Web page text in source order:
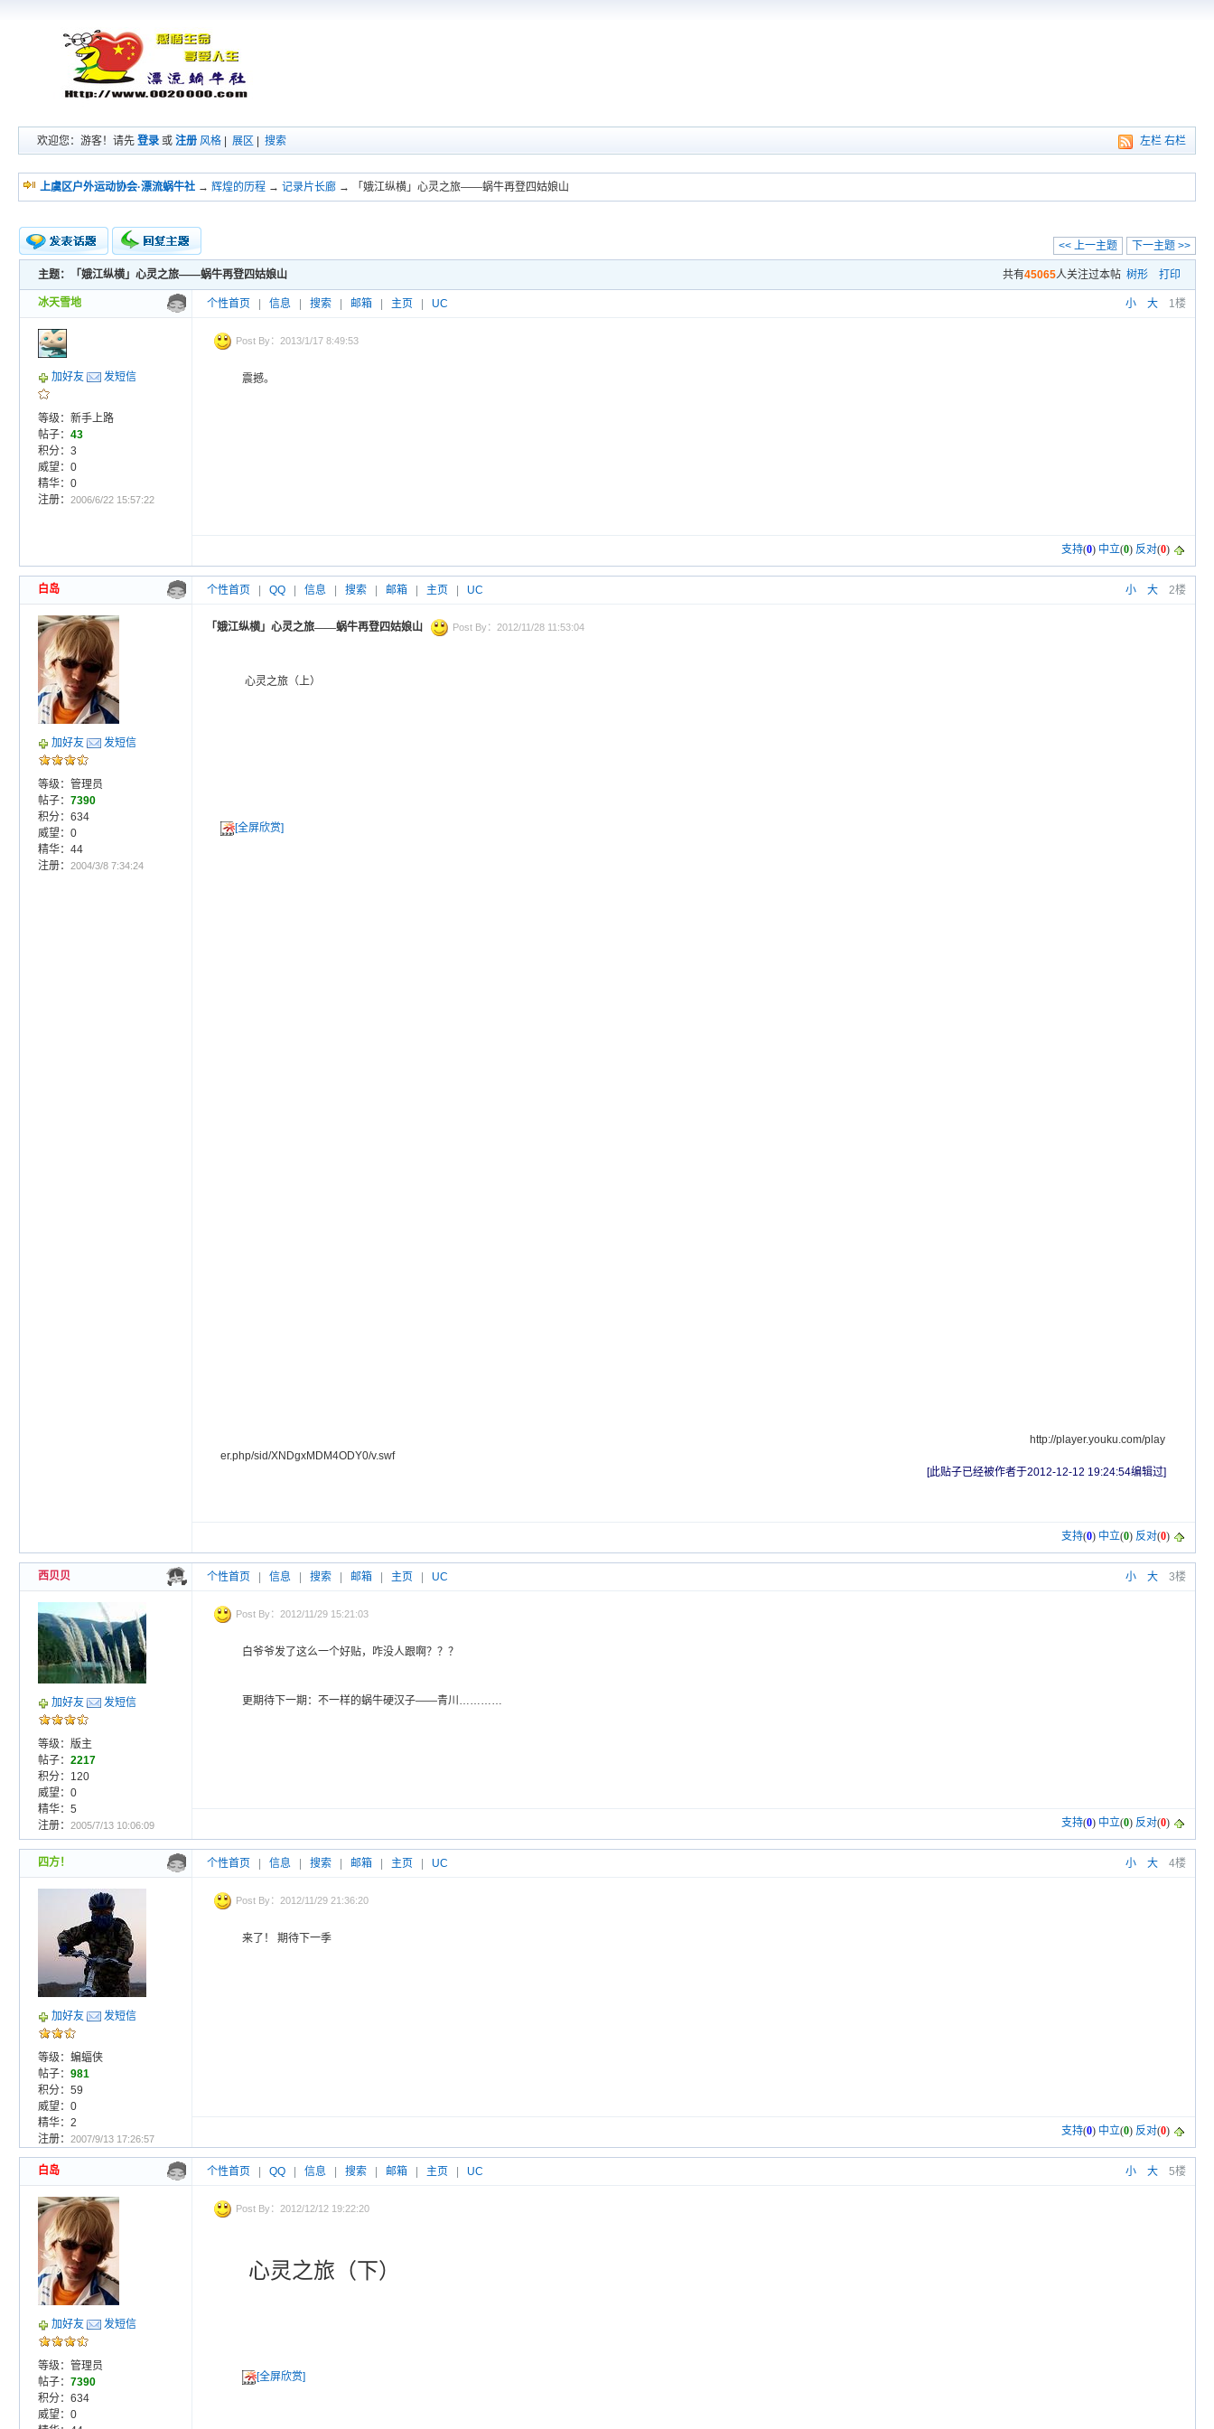
左栏 右栏
欢迎您：游客！请先登录 或注册 风格 |展区 |搜索
上虞区户外运动协会·漂流蜗牛社 →辉煌的历程 →记录片长廊 → 「娥江纵横」心灵之旅——蜗牛再登四姑娘山
新的主题
投票帖
小字报
下一主题 >>
<< 上一主题
共有45065人关注过本帖 树形 打印
主题：「娥江纵横」心灵之旅——蜗牛再登四姑娘山
冰天雪地 小 大 1楼
个性首页 信息 搜索 邮箱 主页 UC
加好友 发短信
等级：新手上路
帖子： 43
积分：3
威望：0
精华：0
注册：
2006/6/22 15:57:22
Post By：2013/1/17 8:49:53
震撼。
支持(0) 中立(0) 反对(0)
白岛 小 大 2楼
个性首页 QQ 信息 搜索 邮箱 主页 UC
加好友 发短信
等级：管理员
帖子： 7390
积分：634
威望：0
精华：44
注册：
2004/3/8 7:34:24
「娥江纵横」心灵之旅——蜗牛再登四姑娘山 Post By：2012/11/28 11:53:04
心灵之旅（上）
[全屏欣赏]
http://player.youku.com/play
er.php/sid/XNDgxMDM4ODY0/v.swf
[此贴子已经被作者于2012-12-12 19:24:54编辑过]
支持(0) 中立(0) 反对(0)
西贝贝 小 大 3楼
个性首页 信息 搜索 邮箱 主页 UC
加好友 发短信
等级：版主
帖子： 2217
积分：120
威望：0
精华：5
注册：
2005/7/13 10:06:09
Post By：2012/11/29 15:21:03
白爷爷发了这么一个好贴，咋没人跟啊？？？
更期待下一期：不一样的蜗牛硬汉子——青川…………
支持(0) 中立(0) 反对(0)
四方！ 小 大 4楼
个性首页 信息 搜索 邮箱 主页 UC
加好友 发短信
等级：蝙蝠侠
帖子： 981
积分：59
威望：0
精华：2
注册：
2007/9/13 17:26:57
Post By：2012/11/29 21:36:20
来了！ 期待下一季
支持(0) 中立(0) 反对(0)
白岛 小 大 5楼
个性首页 QQ 信息 搜索 邮箱 主页 UC
加好友 发短信
等级：管理员
帖子： 7390
积分：634
威望：0
Post By：2012/12/12 19:22:20
心灵之旅（下）
[全屏欣赏]